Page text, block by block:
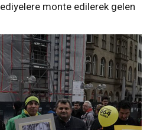
monte edilerek gelen